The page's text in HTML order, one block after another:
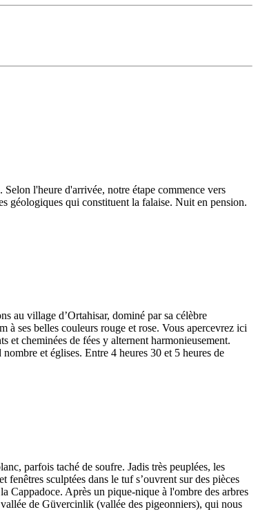
l'heure d'arrivée, notre étape commence vers
géologiques qui constituent la falaise. Nuit en pension.
au village d’Ortahisar, dominé par sa célèbre
ses belles couleurs rouge et rose. Vous apercevrez ici
cheminées de fées y alternent harmonieusement.
et églises. Entre 4 heures 30 et 5 heures de
parfois taché de soufre. Jadis très peuplées, les
sculptées dans le tuf s’ouvrent sur des pièces
Cappadoce. Après un pique-nique à l'ombre des arbres
de Güvercinlik (vallée des pigeonniers), qui nous